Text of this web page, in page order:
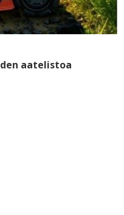
aatelistoa